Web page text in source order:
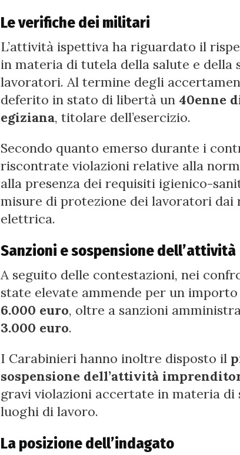
Le verifiche dei militari
L’attività ispettiva ha riguardato il
in materia di tutela della salute e della
lavoratori. Al termine degli
deferito in stato di libertà un 40enne
egiziana, titolare dell’esercizio.
Secondo quanto emerso durante i
riscontrate violazioni relative alla
alla presenza dei requisiti igienico-
misure di protezione dei lavoratori dai
elettrica.
Sanzioni e sospensione dell’attività
A seguito delle contestazioni, nei
state elevate ammende per un
6.000 euro, oltre a sanzioni
3.000 euro.
I Carabinieri hanno inoltre disposto il
sospensione dell’attività
gravi violazioni accertate in materia di
luoghi di lavoro.
La posizione dell’indagato